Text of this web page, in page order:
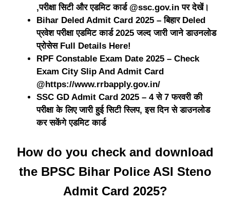
,परीक्षा सिटी और एडमिट कार्ड @ssc.gov.in पर देखें।
Bihar Deled Admit Card 2025 – बिहार Deled
प्रवेश परीक्षा एडमिट कार्ड 2025 जल्द जारी जाने डाउनलोड
प्रोसेस Full Details Here!
RPF Constable Exam Date 2025 – Check
Exam City Slip And Admit Card
@https://www.rrbapply.gov.in/
SSC GD Admit Card 2025 – 4 से 7 फरवरी की
परीक्षा के लिए जारी हुई सिटी स्लिप, इस दिन से डाउनलोड
कर सकेंगे एडमिट कार्ड
How do you check and download
the BPSC Bihar Police ASI Steno
Admit Card 2025?